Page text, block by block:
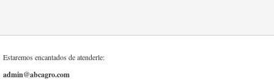
Estaremos encantados de atenderle:
admin@abcagro.com